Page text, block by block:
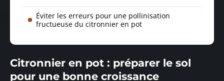
Éviter les erreurs pour une pollinisation
fructueuse du citronnier en pot
Citronnier en pot : préparer le sol
pour une bonne croissance